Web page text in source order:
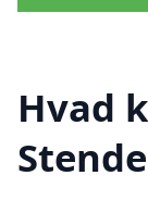
Hvad